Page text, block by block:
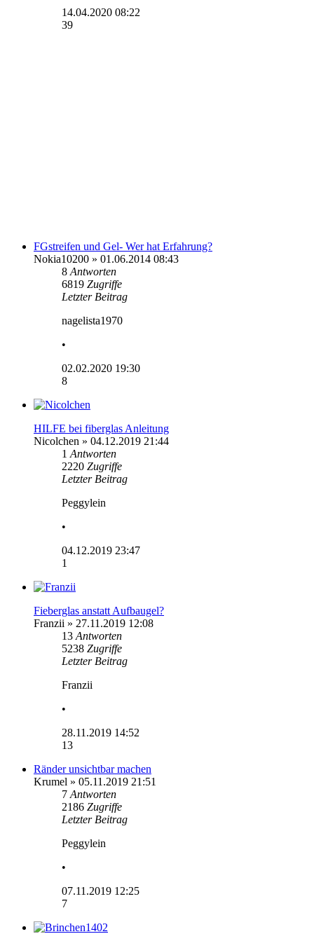
14.04.2020 08:22
39
FGstreifen und Gel- Wer hat Erfahrung?
Nokia10200 » 01.06.2014 08:43
8 Antworten
6819 Zugriffe
Letzter Beitrag
nagelista1970
•
02.02.2020 19:30
8
HILFE bei fiberglas Anleitung
Nicolchen » 04.12.2019 21:44
1 Antworten
2220 Zugriffe
Letzter Beitrag
Peggylein
•
04.12.2019 23:47
1
Fieberglas anstatt Aufbaugel?
Franzii » 27.11.2019 12:08
13 Antworten
5238 Zugriffe
Letzter Beitrag
Franzii
•
28.11.2019 14:52
13
Ränder unsichtbar machen
Krumel » 05.11.2019 21:51
7 Antworten
2186 Zugriffe
Letzter Beitrag
Peggylein
•
07.11.2019 12:25
7